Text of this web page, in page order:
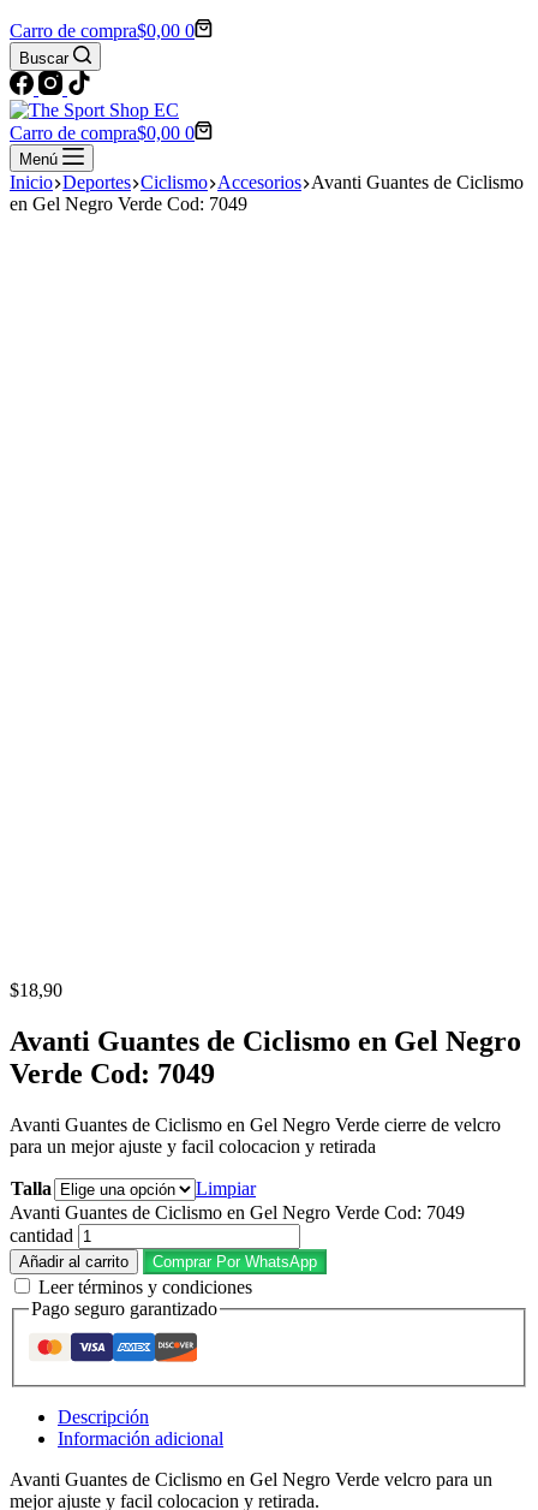
Carro de compra$0,00 0
Buscar
Carro de compra$0,00 0
Menú
Inicio Deportes Ciclismo Accesorios Avanti Guantes de Ciclismo
en Gel Negro Verde Cod: 7049
$18,90
Avanti Guantes de Ciclismo en Gel Negro
Verde Cod: 7049
Avanti Guantes de Ciclismo en Gel Negro Verde cierre de velcro
para un mejor ajuste y facil colocacion y retirada
Talla
Limpiar
Avanti Guantes de Ciclismo en Gel Negro Verde Cod: 7049
cantidad
Añadir al carrito Comprar Por WhatsApp
Leer términos y condiciones
Pago seguro garantizado
Descripción
Información adicional
Avanti Guantes de Ciclismo en Gel Negro Verde velcro para un
mejor ajuste y facil colocacion y retirada.